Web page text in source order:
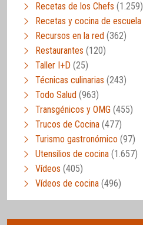
Recetas de los Chefs (1.259)
Recetas y cocina de escuela
Recursos en la red (362)
Restaurantes (120)
Taller I+D (25)
Técnicas culinarias (243)
Todo Salud (963)
Transgénicos y OMG (455)
Trucos de Cocina (477)
Turismo gastronómico (97)
Utensilios de cocina (1.657)
Vídeos (405)
Vídeos de cocina (496)